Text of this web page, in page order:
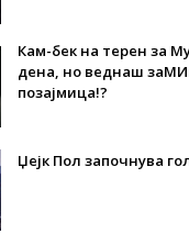
Кам-бек на терен за
дена, но веднаш
позајмица!?
Џејк Пол започнува